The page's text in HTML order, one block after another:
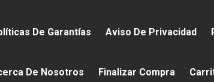
De Garantías Aviso De Privacidad
De Nosotros Finalizar Compra